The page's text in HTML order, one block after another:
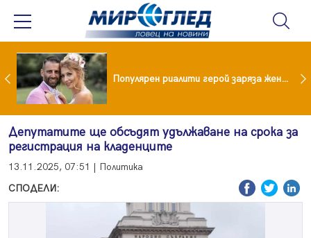
Водата от чешмата често е по-добра от бутилираната Популярен риалити герой заряза жена си заради друга
Депутатите ще обсъдят удължаване на срока за
регистрация на кладенците
13.11.2025, 07:51 | Политика
СПОДЕЛИ: